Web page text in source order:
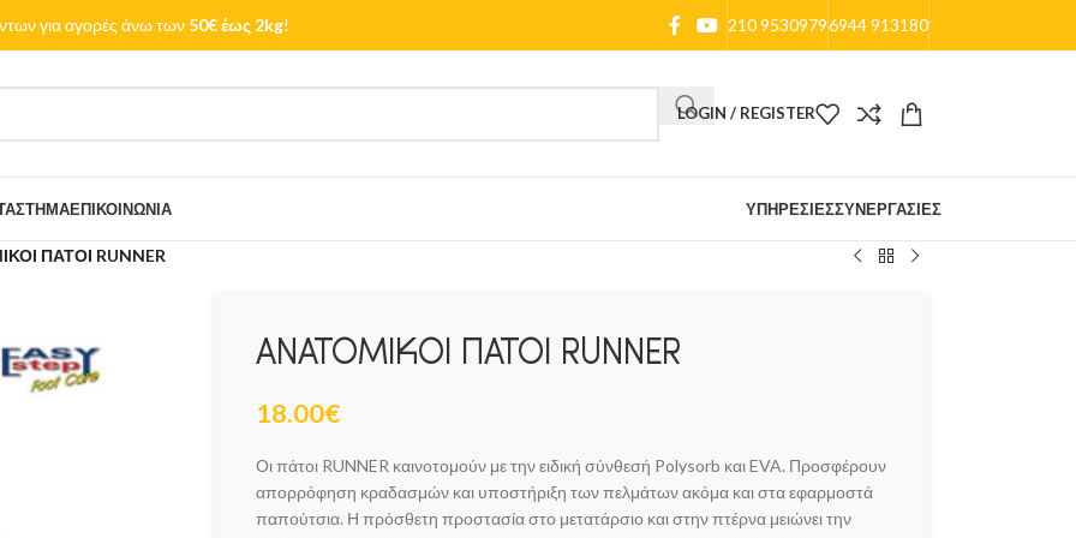
για αγορές άνω των 50€ έως 2kg! 210 95309796944 913180
LOGIN / REGISTER
ΕΠΙΚΟΙΝΩΝΊΑ ΥΠΗΡΕΣΊΕΣΣΥΝΕΡΓΑΣΊΕΣ
ΠΑΤΟΙ RUNNER
ΑΝΑΤΟΜΙΚΟΙ ΠΑΤΟΙ RUNNER
18.00€
Οι πάτοι RUNNER καινοτομούν με την ειδική σύνθεσή Polysorb και EVA. Προσφέρουν
απορρόφηση κραδασμών και υποστήριξη των πελμάτων ακόμα και στα εφαρμοστά
παπούτσια. Η πρόσθετη προστασία στο μετατάρσιο και στην πτέρνα μειώνει την